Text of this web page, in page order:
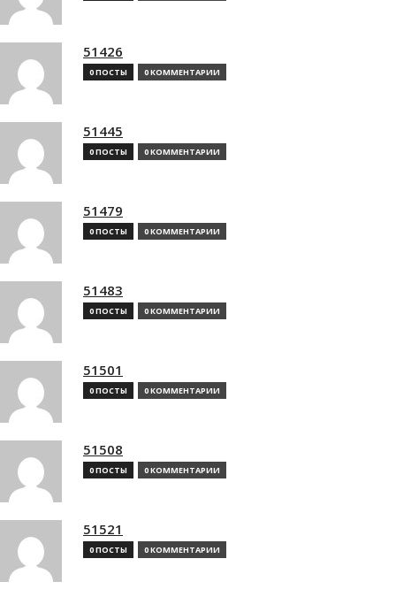
51426
0 ПОСТЫ 0 КОММЕНТАРИИ
51445
0 ПОСТЫ 0 КОММЕНТАРИИ
51479
0 ПОСТЫ 0 КОММЕНТАРИИ
51483
0 ПОСТЫ 0 КОММЕНТАРИИ
51501
0 ПОСТЫ 0 КОММЕНТАРИИ
51508
0 ПОСТЫ 0 КОММЕНТАРИИ
51521
0 ПОСТЫ 0 КОММЕНТАРИИ